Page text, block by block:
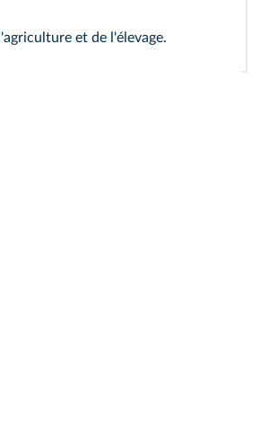
et de l'élevage.